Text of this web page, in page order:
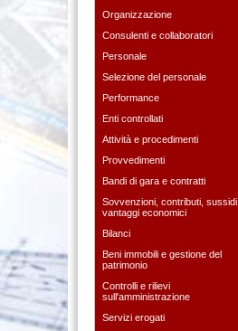
Organizzazione
Consulenti e collaboratori
Personale
Selezione del personale
Performance
Enti controllati
Attività e procedimenti
Provvedimenti
Bandi di gara e contratti
Sovvenzioni, contributi, sussidi,
vantaggi economici
Bilanci
Beni immobili e gestione del
patrimonio
Controlli e rilievi
sull'amministrazione
Servizi erogati